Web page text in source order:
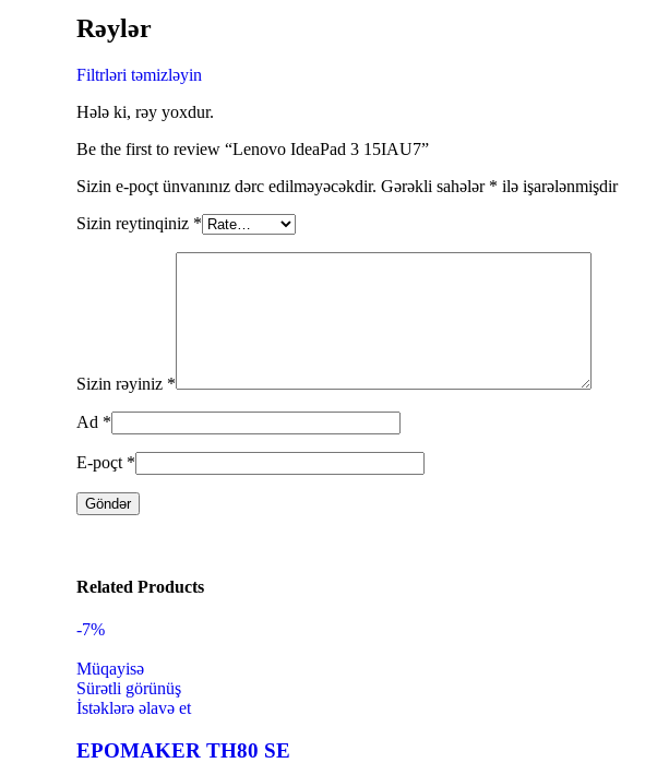
Rəylər
Filtrləri təmizləyin
Hələ ki, rəy yoxdur.
Be the first to review “Lenovo IdeaPad 3 15IAU7”
Sizin e-poçt ünvanınız dərc edilməyəcəkdir. Gərəkli sahələr * ilə işarələnmişdir
Sizin reytinqiniz *
Sizin rəyiniz *
Ad *
E-poçt *
Related Products
-7%
Müqayisə
Sürətli görünüş
İstəklərə əlavə et
EPOMAKER TH80 SE